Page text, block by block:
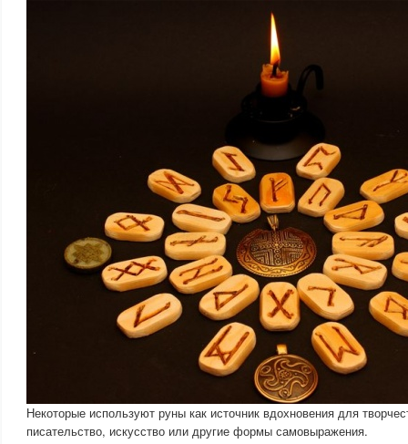
Некоторые используют руны как источник вдохновения для
писательство, искусство или другие формы самовыражения.